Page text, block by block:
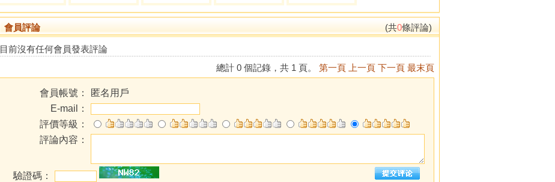
會員評論 (共0條評論)
目前沒有任何會員發表評論
總計 0 個記錄，共 1 頁。 第一頁 上一頁 下一頁 最末頁
會員帳號：
匿名用戶
E-mail：
評價等級：
評論內容：
驗證碼：